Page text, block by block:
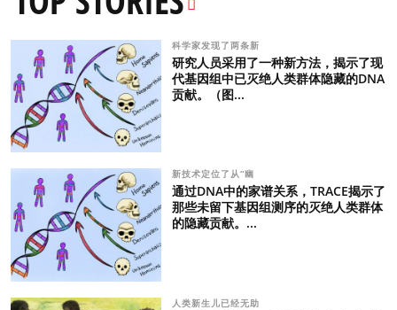
科学家发现了两条新
研究人员采用了一种新方法，揭示了现
代基因组中已灭绝人类群体隐藏的DNA
贡献。（图...
新技术定位了从“幽
通过DNA中的家谱关系，TRACE揭示了
那些未留下基因组测序的灭绝人类群体
的隐藏贡献。...
人类新生儿已经无助